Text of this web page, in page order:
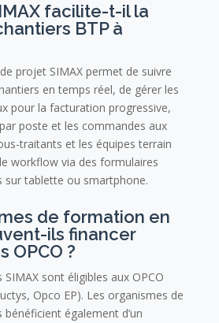
facilite-t-il la
BTP à
projet SIMAX permet de suivre
en temps réel, de gérer les
pour la facturation progressive,
poste et les commandes aux
traitants et les équipes terrain
workflow via des formulaires
sur tablette ou smartphone.
de formation en
ils financer
OPCO ?
sont éligibles aux OPCO
Opco EP). Les organismes de
également d’un